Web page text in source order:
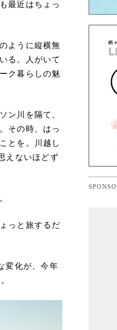
最近はちょっ
ように縦横無
る。人がいて
ク暮らしの魅
ン川を隔て、
その時、はっ
とを。川越し
えないほどず
っと旅するだ
変化が、今年